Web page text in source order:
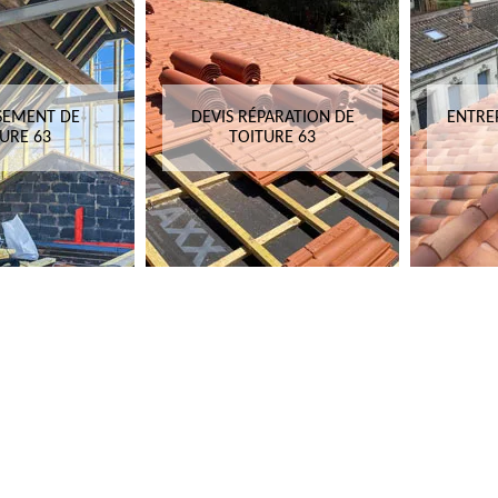
DE
63
DEVIS RÉPARATION DE
TOITURE 63